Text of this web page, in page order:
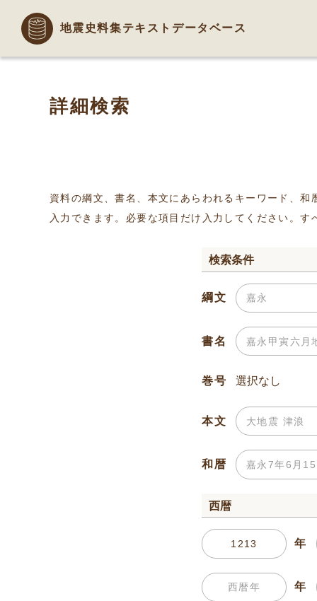
地震史料集テキストデータベース
詳細検索
資料の綱文、書名、本文にあらわれるキーワード、
入力できます。必要な項目だけ入力してください。
検索条件
綱文
書名
巻号
本文
和暦
西暦
年
年